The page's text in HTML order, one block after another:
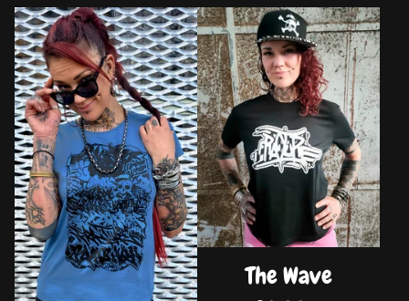
DISPO DISPO
The Wave